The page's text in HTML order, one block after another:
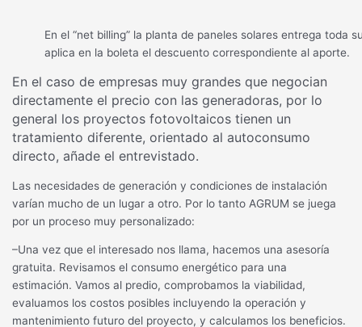
En el “net billing” la planta de paneles solares entrega toda
aplica en la boleta el descuento correspondiente al aporte.
En el caso de empresas muy grandes que negocian
directamente el precio con las generadoras, por lo
general los proyectos fotovoltaicos tienen un
tratamiento diferente, orientado al autoconsumo
directo, añade el entrevistado.
Las necesidades de generación y condiciones de instalación
varían mucho de un lugar a otro. Por lo tanto AGRUM se juega
por un proceso muy personalizado:
–Una vez que el interesado nos llama, hacemos una asesoría
gratuita. Revisamos el consumo energético para una
estimación. Vamos al predio, comprobamos la viabilidad,
evaluamos los costos posibles incluyendo la operación y
mantenimiento futuro del proyecto, y calculamos los beneficios.